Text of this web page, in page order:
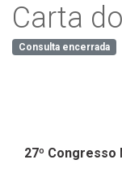
Carta
Consulta encerrada
27º Congresso